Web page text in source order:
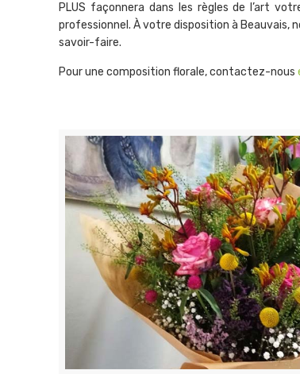
PLUS façonnera dans les règles de l’art
professionnel. À votre disposition à
savoir-faire.
Pour une composition florale, contactez-nous